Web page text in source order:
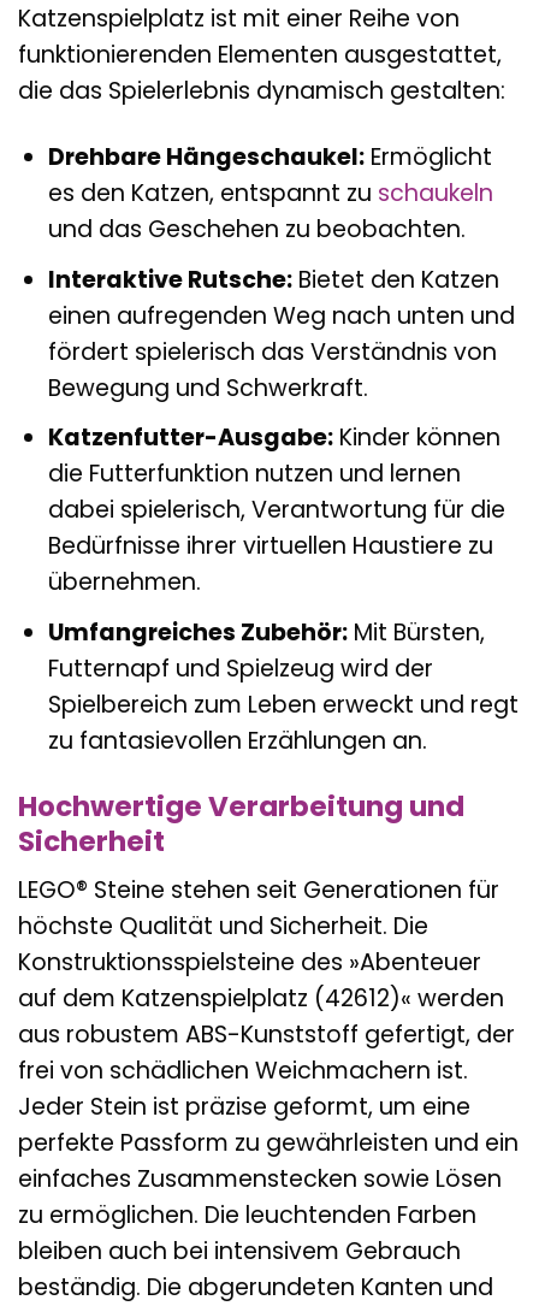
Katzenspielplatz ist mit einer Reihe von
funktionierenden Elementen ausgestattet,
die das Spielerlebnis dynamisch gestalten:
Drehbare Hängeschaukel:Ermöglicht
es den Katzen, entspannt zu schaukeln
und das Geschehen zu beobachten.
Interaktive Rutsche:Bietet den Katzen
einen aufregenden Weg nach unten und
fördert spielerisch das Verständnis von
Bewegung und Schwerkraft.
Katzenfutter-Ausgabe:Kinder können
die Futterfunktion nutzen und lernen
dabei spielerisch, Verantwortung für die
Bedürfnisse ihrer virtuellen Haustiere zu
übernehmen.
Umfangreiches Zubehör:Mit Bürsten,
Futternapf und Spielzeug wird der
Spielbereich zum Leben erweckt und regt
zu fantasievollen Erzählungen an.
Hochwertige Verarbeitung und
Sicherheit
LEGO® Steine stehen seit Generationen für
höchste Qualität und Sicherheit. Die
Konstruktionsspielsteine des »Abenteuer
auf dem Katzenspielplatz (42612)« werden
aus robustem ABS-Kunststoff gefertigt, der
frei von schädlichen Weichmachern ist.
Jeder Stein ist präzise geformt, um eine
perfekte Passform zu gewährleisten und ein
einfaches Zusammenstecken sowie Lösen
zu ermöglichen. Die leuchtenden Farben
bleiben auch bei intensivem Gebrauch
beständig. Die abgerundeten Kanten und